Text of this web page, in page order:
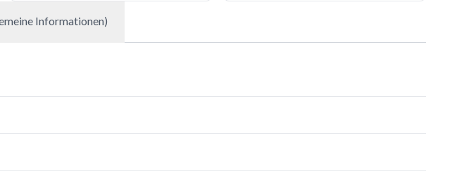
Informationen)